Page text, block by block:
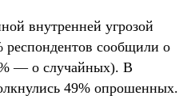
внутренней угрозой
респондентов сообщили о
— о случайных). В
49% опрошенных.